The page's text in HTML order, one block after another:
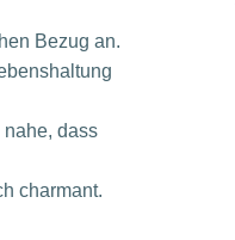
Bezug an.
dass
charmant.